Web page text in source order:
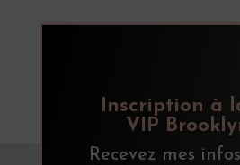
Inscription à
VIP
Recevez mes